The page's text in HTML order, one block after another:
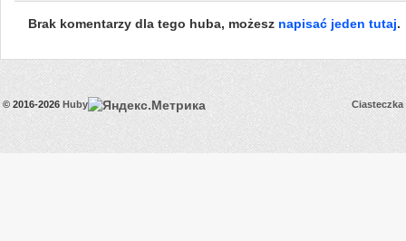
Brak komentarzy dla tego huba, możesz napisać jeden tutaj.
© 2016-2026 Huby Ciasteczka